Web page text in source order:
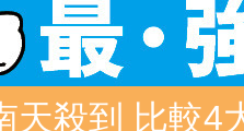
天殺到 比較4